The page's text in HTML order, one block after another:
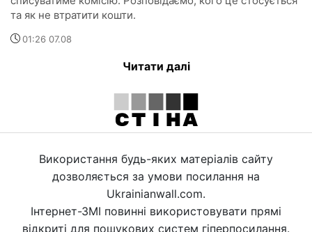
та як не втратити кошти.
01:26 07.08
Читати далі
Використання будь-яких матеріалів сайту
дозволяється за умови посилання на
Ukrainianwall.com.
Інтернет-ЗМІ повинні використовувати прямі
відкриті для пошукових систем гіперпосилання.